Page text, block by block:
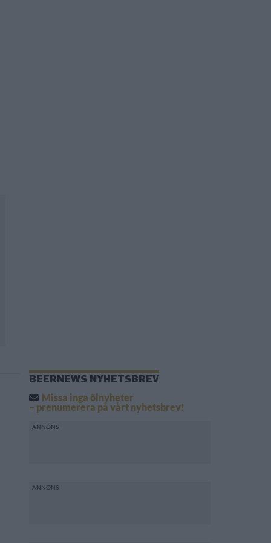
BEERNEWS NYHETSBREV
Missa inga ölnyheter
– prenumerera på vårt nyhetsbrev!